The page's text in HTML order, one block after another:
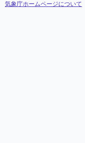
気象庁ホームページについて